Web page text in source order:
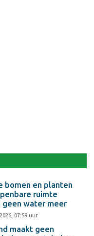
bomen en planten
ruimte
geen water meer
07:59 uur
maakt geen